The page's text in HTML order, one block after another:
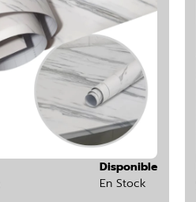
Disponible
En Stock